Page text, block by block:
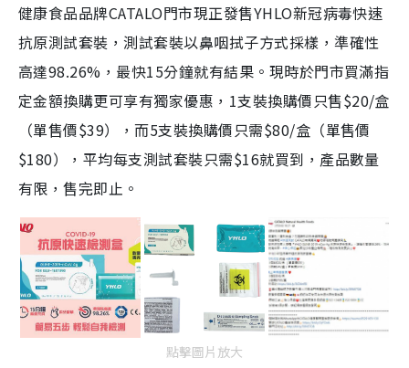
健康食品品牌CATALO門市現正發售YHLO新冠病毒快速
抗原測試套裝，測試套裝以鼻咽拭子方式採樣，準確性
高達98.26%，最快15分鐘就有結果。現時於門市買滿指
定金額換購更可享有獨家優惠，1支裝換購價只售$20/盒
（單售價$39），而5支裝換購價只需$80/盒（單售價
$180），平均每支測試套裝只需$16就買到，產品數量
有限，售完即止。
點擊圖片放大